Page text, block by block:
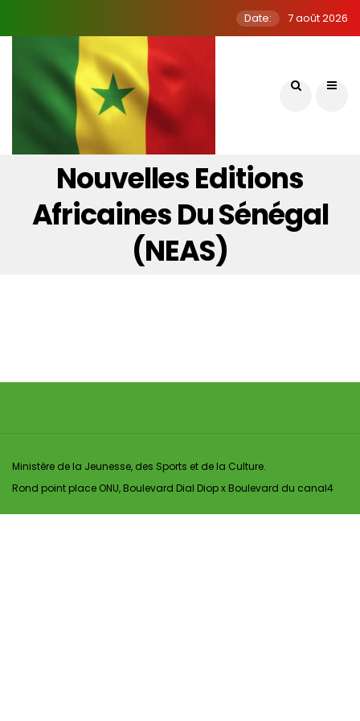
Date: 7 août 2026
Nouvelles Editions
Africaines Du Sénégal
(NEAS)
Ministère de la Jeunesse, des Sports et de la Culture.
Rond point place ONU, Boulevard Dial Diop x Boulevard du canal4